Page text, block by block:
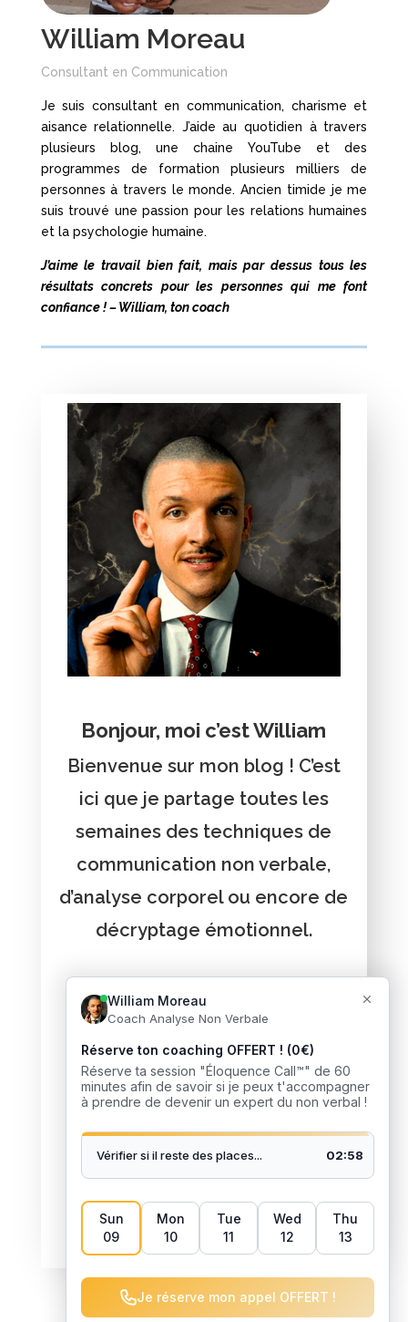
William Moreau
Consultant en Communication
Je suis consultant en communication, charisme et
aisance relationnelle. J’aide au quotidien à travers
plusieurs blog, une chaine YouTube et des
programmes de formation plusieurs milliers de
personnes à travers le monde.Ancien timide je me
suis trouvé une passion pour les relations humaines
et la psychologie humaine.
J’aime le travail bien fait, mais par dessus tous les
résultats concrets pour les personnes qui me font
confiance ! – William, ton coach
Bonjour, moi c’est William
Bienvenue sur mon blog ! C’est
ici que je partage toutes les
semaines des techniques de
communication non verbale,
d’analyse corporel ou encore de
décryptage émotionnel.
Vous voulez recevoir de
l'aide ?
J’accompagne des milliers de
personnes à développer leur
intelligence sociale et
relationnelle. Je pourrais faire
pareil avec toi mon ami !